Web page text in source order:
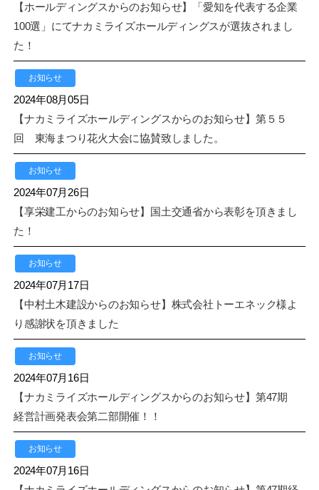
【ホールディングスからのお知らせ】「愛知を代表する企業
100選」にてナカミライズホールディングスが選抜されまし
た！
お知らせ
2024年08月05日
【ナカミライズホールディングスからのお知らせ】第５５
回 東海まつり花火大会に協賛致しました。
お知らせ
2024年07月26日
【享栄建工からのお知らせ】国土交通省から表彰を頂きまし
た！
お知らせ
2024年07月17日
【中村土木建設からのお知らせ】株式会社トーエネック様よ
り感謝状を頂きました
お知らせ
2024年07月16日
【ナカミライズホールディングスからのお知らせ】第47期
経営計画発表会第二部開催！！
お知らせ
2024年07月16日